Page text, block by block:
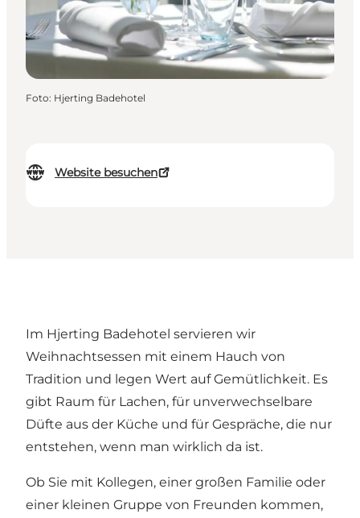
Website besuchen
Foto: Hjerting Badehotel
Im Hjerting Badehotel servieren wir
Weihnachtsessen mit einem Hauch von
Tradition und legen Wert auf Gemütlichkeit. Es
gibt Raum für Lachen, für unverwechselbare
Düfte aus der Küche und für Gespräche, die nur
entstehen, wenn man wirklich da ist.
Ob Sie mit Kollegen, einer großen Familie oder
einer kleinen Gruppe von Freunden kommen,